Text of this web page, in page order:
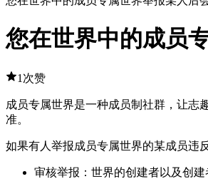
您在世界中的成员
1次赞
成员专属世界是一种成员制社群，让志
准。
如果有人举报成员专属世界的某成员违
审核举报 ：世界的创建者以及创